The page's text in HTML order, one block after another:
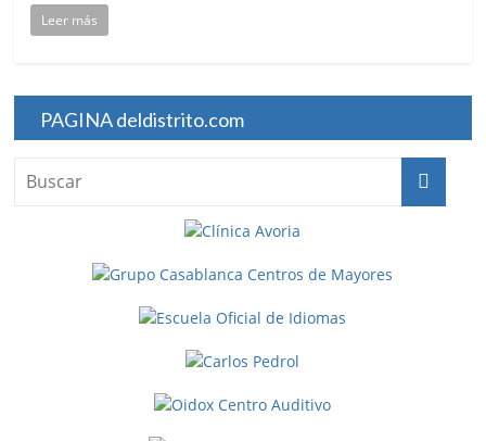
Leer más
PAGINA deldistrito.com